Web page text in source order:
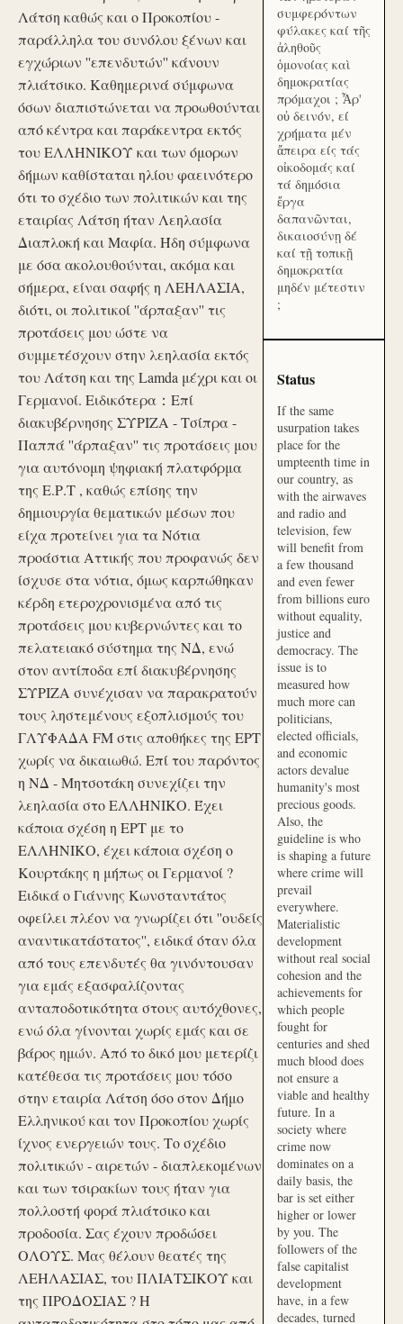
Λάτση καθώς και ο Προκοπίου -
παράλληλα του συνόλου ξένων και
εγχώριων ''επενδυτών'' κάνουν
πλιάτσικο. Καθημερινά σύμφωνα
όσων διαπιστώνεται να προωθούνται
από κέντρα και παράκεντρα εκτός
του ΕΛΛΗΝΙΚΟΥ και των όμορων
δήμων καθίσταται ηλίου φαεινότερο
ότι το σχέδιο των πολιτικών και της
εταιρίας Λάτση ήταν Λεηλασία
Διαπλοκή και Μαφία. Ήδη σύμφωνα
με όσα ακολουθούνται, ακόμα και
σήμερα, είναι σαφής η ΛΕΗΛΑΣΙΑ,
διότι, οι πολιτικοί ''άρπαξαν'' τις
προτάσεις μου ώστε να
συμμετέσχουν στην λεηλασία εκτός
του Λάτση και της Lamda μέχρι και οι
Γερμανοί. Ειδικότερα：Επί
διακυβέρνησης ΣΥΡΙΖΑ - Τσίπρα -
Παππά ''άρπαξαν'' τις προτάσεις μου
για αυτόνομη ψηφιακή πλατφόρμα
της Ε.Ρ.Τ , καθώς επίσης την
δημιουργία θεματικών μέσων που
είχα προτείνει για τα Νότια
προάστια Αττικής που προφανώς δεν
ίσχυσε στα νότια, όμως καρπώθηκαν
κέρδη ετεροχρονισμένα από τις
προτάσεις μου κυβερνώντες και το
πελατειακό σύστημα της ΝΔ, ενώ
στον αντίποδα επί διακυβέρνησης
ΣΥΡΙΖΑ συνέχισαν να παρακρατούν
τους ληστεμένους εξοπλισμούς του
ΓΛΥΦΑΔΑ FM στις αποθήκες της ΕΡΤ
χωρίς να δικαιωθώ. Επί του παρόντος
η ΝΔ - Μητσοτάκη συνεχίζει την
λεηλασία στο ΕΛΛΗΝΙΚΟ. Έχει
κάποια σχέση η ΕΡΤ με το
ΕΛΛΗΝΙΚΟ, έχει κάποια σχέση ο
Κουρτάκης η μήπως οι Γερμανοί ?
Ειδικά ο Γιάννης Κωνσταντάτος
οφείλει πλέον να γνωρίζει ότι ''ουδείς
αναντικατάστατος'', ειδικά όταν όλα
από τους επενδυτές θα γινόντουσαν
για εμάς εξασφαλίζοντας
ανταποδοτικότητα στους αυτόχθονες,
ενώ όλα γίνονται χωρίς εμάς και σε
βάρος ημών. Από το δικό μου μετερίζι
κατέθεσα τις προτάσεις μου τόσο
στην εταιρία Λάτση όσο στον Δήμο
Ελληνικού και τον Προκοπίου χωρίς
ίχνος ενεργειών τους. Το σχέδιο
πολιτικών - αιρετών - διαπλεκομένων
και των τσιρακίων τους ήταν για
πολλοστή φορά πλιάτσικο και
προδοσία. Σας έχουν προδώσει
ΟΛΟΥΣ. Μας θέλουν θεατές της
ΛΕΗΛΑΣΙΑΣ, του ΠΛΙΑΤΣΙΚΟΥ και
της ΠΡΟΔΟΣΙΑΣ ? Η
συμφερόντων
φύλακες καί τῆς
ἀληθοῦς
ὁμονοίας καὶ
δημοκρατίας
πρόμαχοι ; Ἆρ'
οὐ δεινόν, εί
χρήματα μέν
ἄπειρα είς τάς
οἰκοδομάς καί
τά δημόσια
ἔργα
δαπανῶνται,
δικαιοσύνῃ δέ
καί τῇ τοπικῇ
δημοκρατία
μηδέν μέτεστιν
;
Status
If the same
usurpation takes
place for the
umpteenth time in
our country, as
with the airwaves
and radio and
television, few
will benefit from
a few thousand
and even fewer
from billions euro
without equality,
justice and
democracy. The
issue is to
measured how
much more can
politicians,
elected officials,
and economic
actors devalue
humanity's most
precious goods.
Also, the
guideline is who
is shaping a future
where crime will
prevail
everywhere.
Materialistic
development
without real social
cohesion and the
achievements for
which people
fought for
centuries and shed
much blood does
not ensure a
viable and healthy
future. In a
society where
crime now
dominates on a
daily basis, the
bar is set either
higher or lower
by you. The
followers of the
false capitalist
development
have, in a few
decades, turned